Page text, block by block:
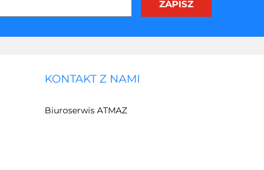
KONTAKT Z NAMI
Biuroserwis ATMAZ